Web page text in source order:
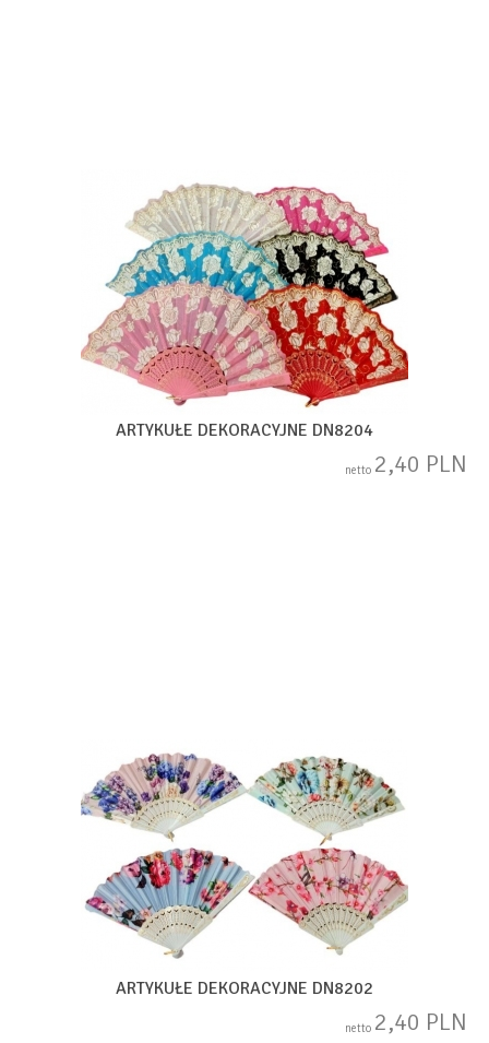
ARTYKUŁE DEKORACYJNE DN8204
netto 2,40 PLN
ARTYKUŁE DEKORACYJNE DN8202
netto 2,40 PLN